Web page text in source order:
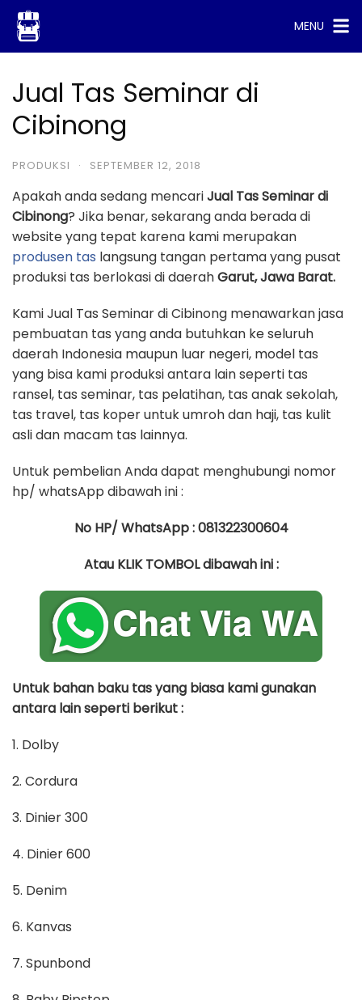
Skip
content
MENU
Jual Tas Seminar di
Cibinong
PRODUKSI · SEPTEMBER 12, 2018
Apakah anda sedang mencariJual Tas Seminar di
Cibinong? Jika benar, sekarang anda berada di
website yang tepat karena kami merupakan
produsen tas langsung tangan pertama yang pusat
produksi tas berlokasi di daerahGarut, Jawa Barat.
Kami Jual Tas Seminar di Cibinong menawarkan jasa
pembuatan tas yang anda butuhkan ke seluruh
daerah Indonesia maupun luar negeri, model tas
yang bisa kami produksi antara lain seperti tas
ransel, tas seminar, tas pelatihan, tas anak sekolah,
tas travel, tas koper untuk umroh dan haji, tas kulit
asli dan macam tas lainnya.
Untuk pembelian Anda dapat menghubungi nomor
hp/ whatsApp dibawah ini :
No HP/ WhatsApp : 081322300604
Atau KLIK TOMBOL dibawah ini :
Untuk bahan baku tas yang biasa kami gunakan
antara lain seperti berikut :
1. Dolby
2. Cordura
3. Dinier 300
4. Dinier 600
5. Denim
6. Kanvas
7. Spunbond